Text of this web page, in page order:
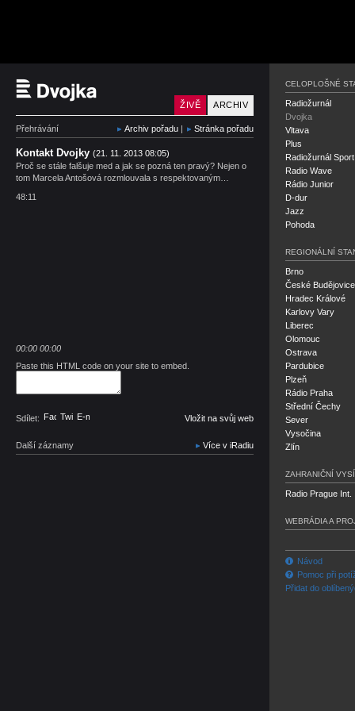
Český rozhlas Dvojka
ARCHIV
ŽIVĚ
Přehrávání Archiv pořadu | Stránka pořadu
Kontakt Dvojky (21. 11. 2013 08:05)
Proč se stále falšuje med a jak se pozná ten pravý? Nejen o
tom Marcela Antošová rozmlouvala s respektovaným…
48:11
00:00 00:00
Paste this HTML code on your site to embed.
Sdílet: Facebook
TwitterE-mail Vložit na svůj web
Další záznamy Více v iRadiu
CELOPLOŠNÉ
Radiožurnál
Dvojka
Vltava
Plus
Radiožurnál Sport
Radio Wave
Rádio Junior
D-dur
Jazz
Pohoda
REGIONÁLNÍ
Brno
České Budějovice
Hradec Králové
Karlovy Vary
Liberec
Olomouc
Ostrava
Pardubice
Plzeň
Rádio Praha
Střední Čechy
Sever
Vysočina
Zlín
ZAHRANIČNÍ
Radio Prague Int.
WEBRÁDIA A
Návod
Pomoc při
Přidat do